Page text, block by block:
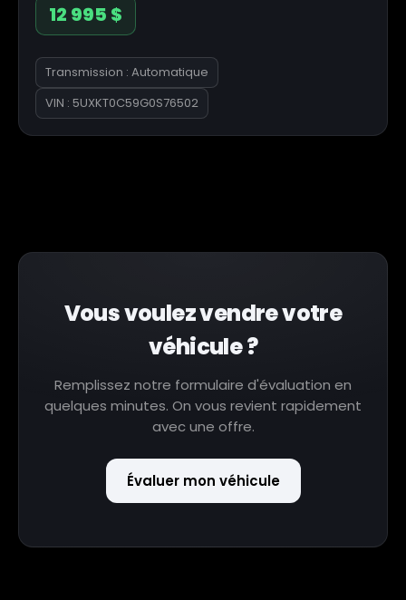
12 995 $
Transmission : Automatique
VIN : 5UXKT0C59G0S76502
Vous voulez vendre votre
véhicule ?
Remplissez notre formulaire d'évaluation en
quelques minutes. On vous revient rapidement
avec une offre.
Évaluer mon véhicule